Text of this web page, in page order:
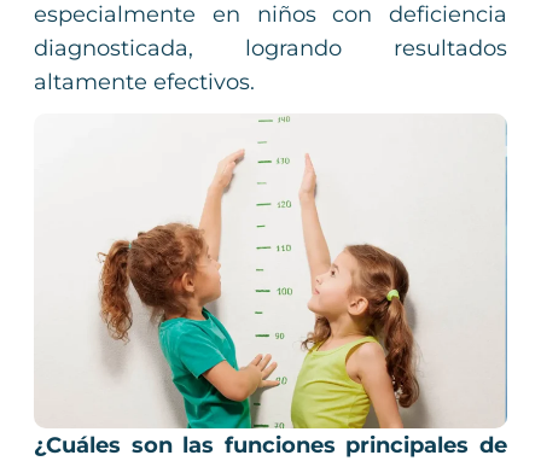
especialmente en niños con deficiencia
diagnosticada, logrando resultados
altamente efectivos.
¿Cuáles son las funciones principales de